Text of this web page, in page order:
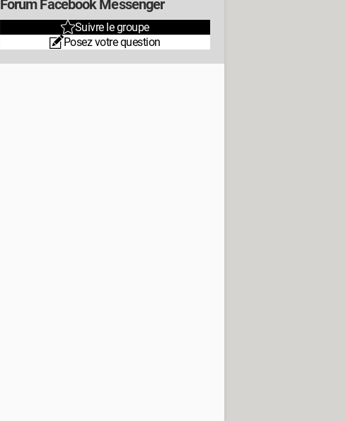
Forum Facebook Messenger
Suivre le groupe
Posez votre question